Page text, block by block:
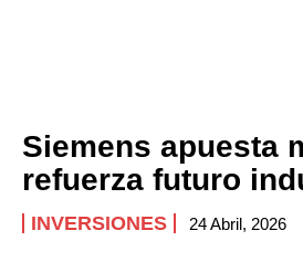
Siemens apuesta
refuerza futuro
INVERSIONES 24 Abril, 2026